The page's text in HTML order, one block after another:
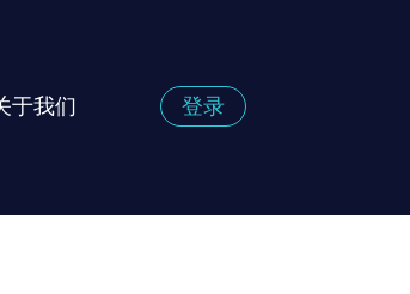
于我们 登录